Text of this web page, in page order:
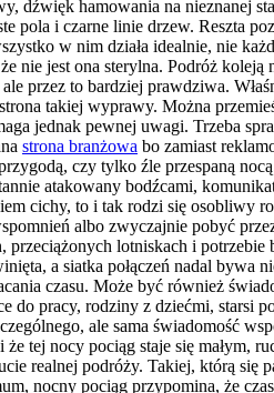
dźwięk hamowania na nieznanej
pola i czarne linie drzew. Reszta
w nim działa idealnie, nie
nie jest ona sterylna. Podróż
przez to bardziej prawdziwa.
takiej wyprawy. Można
jednak pewnej uwagi. Trzeba
strona branżowa bo zamiast
czy tylko źle przespaną
atakowany bodźcami,
cichy, to i tak rodzi się osobliwy
albo zwyczajnie pobyć
przeciążonych lotniskach i
a siatka połączeń nadal bywa
czasu. Może być również
do pracy, rodziny z dziećmi, starsi
ale sama świadomość
że tej nocy pociąg staje się małym,
realnej podróży. Takiej, którą się
nocny pociąg przypomina, że